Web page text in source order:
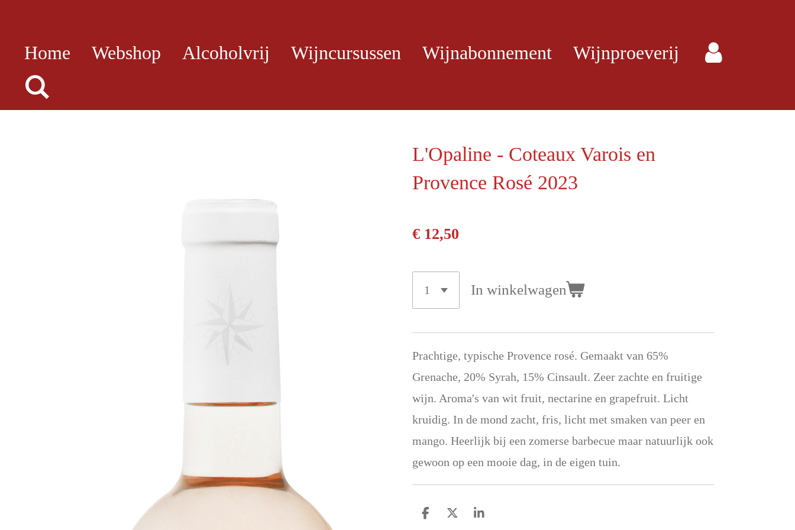
naar
hoofdinhoud
Home Webshop Alcoholvrij Wijncursussen Wijnabonnement Wijnproeverij
L'Opaline - Coteaux Varois en
Provence Rosé 2023
€ 12,50
In winkelwagen
Prachtige, typische Provence rosé. Gemaakt van 65%
Grenache, 20% Syrah, 15% Cinsault. Zeer zachte en fruitige
wijn. Aroma's van wit fruit, nectarine en grapefruit. Licht
kruidig. In de mond zacht, fris, licht met smaken van peer en
mango. Heerlijk bij een zomerse barbecue maar natuurlijk ook
gewoon op een mooie dag, in de eigen tuin.
D
D
S